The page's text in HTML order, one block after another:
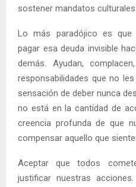
sostener mandatos culturales.
Lo más paradójico es que
pagar esa deuda invisible
demás. Ayudan,
responsabilidades que no
sensación de deber nunca
no está en la cantidad de
creencia profunda de que
compensar aquello que
Aceptar que todos
justificar nuestras